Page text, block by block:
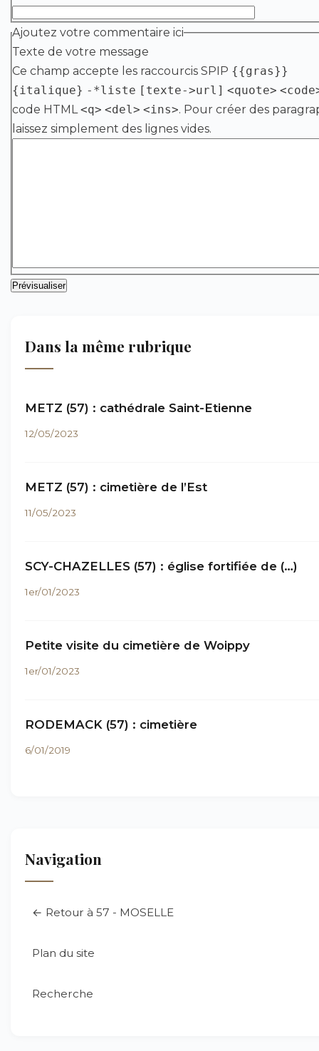
Ajoutez votre commentaire ici
Texte de votre message
Ce champ accepte les raccourcis SPIP {{gras}}
{italique} -*liste [texte->url] <quote>
code HTML<q> <del> <ins>. Pour créer des
laissez simplement des lignes vides.
Dans la même rubrique
METZ (57) : cathédrale Saint-Etienne
12/05/2023
METZ (57) : cimetière de l’Est
11/05/2023
SCY-CHAZELLES (57) : église fortifiée de (…)
1er/01/2023
Petite visite du cimetière de Woippy
1er/01/2023
RODEMACK (57) : cimetière
6/01/2019
Navigation
← Retour à 57 - MOSELLE
Plan du site
Recherche